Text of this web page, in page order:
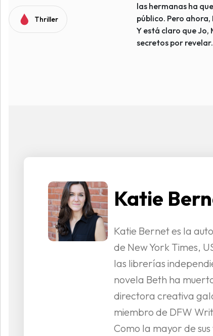
Thriller
las hermanas ha
público. Pero
Y está claro que Jo,
secretos por
Katie
Katie Bernet es la
de New York Times,
las librerías
novela Beth ha
directora creativa
miembro de DFW
Como la mayor de sus